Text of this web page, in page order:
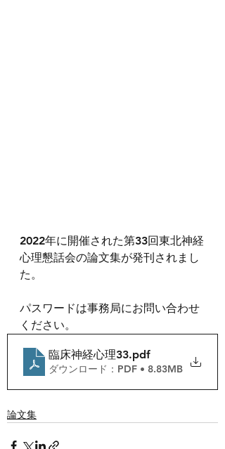
2022年に開催された第33回東北神経
心理懇話会の論文集が発刊されまし
た。
パスワードは事務局にお問い合わせ
ください。
臨床神経心理33.pdf
ダウンロード：PDF • 8.83MB
論文集